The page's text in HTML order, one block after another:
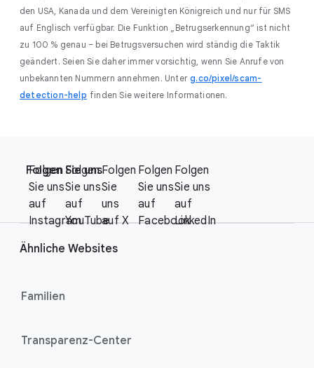
den USA, Kanada und dem Vereinigten Königreich und nur für SMS
auf Englisch verfügbar. Die Funktion „Betrugserkennung“ ist nicht
zu 100 % genau – bei Betrugsversuchen wird ständig die Taktik
geändert. Seien Sie daher immer vorsichtig, wenn Sie Anrufe von
unbekannten Nummern annehmen. Unter g.co/pixel/scam-
detection-help finden Sie weitere Informationen.
e
S
o
l
d
e
Folgen Sie uns
Folgen
Sie uns
auf
Instagram
Folgen
Sie uns
auf
YouTube
Folgen
Sie
uns
auf X
Folgen
Sie uns
auf
Facebook
Folgen
Sie uns
auf
LinkedIn
Ähnliche Websites
Familien
Transparenz-Center